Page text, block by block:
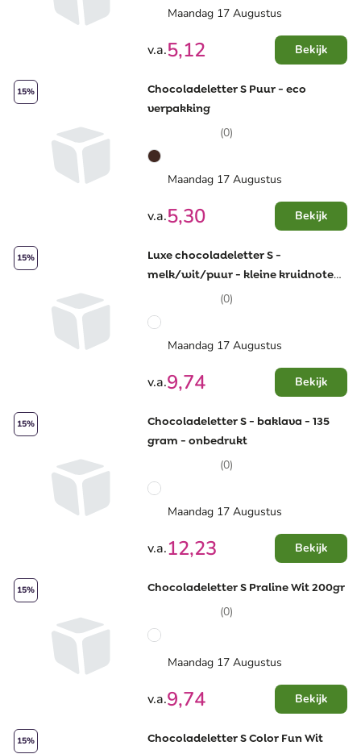
Maandag 17 Augustus
v.a.5,12 Bekijk
15%
Chocoladeletter S Puur - eco
verpakking
(0)
Maandag 17 Augustus
v.a.5,30 Bekijk
15%
Luxe chocoladeletter S -
melk/wit/puur - kleine kruidnoten
- 250 gram - onbedrukt
(0)
Maandag 17 Augustus
v.a.9,74 Bekijk
15%
Chocoladeletter S - baklava - 135
gram - onbedrukt
(0)
Maandag 17 Augustus
v.a.12,23 Bekijk
15% Chocoladeletter S Praline Wit 200gr
(0)
Maandag 17 Augustus
v.a.9,74 Bekijk
15% Chocoladeletter S Color Fun Wit